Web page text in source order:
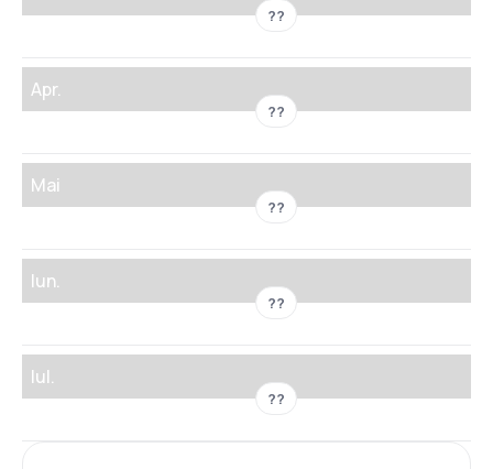
??
Apr.
??
Mai
??
Iun.
??
Iul.
??